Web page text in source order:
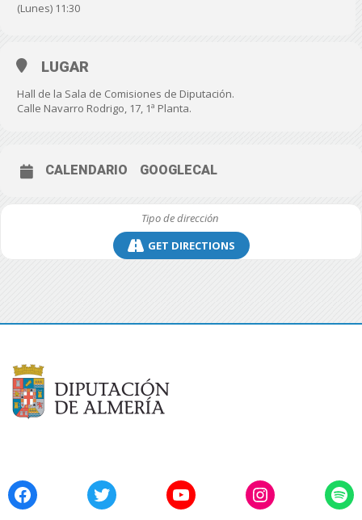
(Lunes) 11:30
LUGAR
Hall de la Sala de Comisiones de Diputación.
Calle Navarro Rodrigo, 17, 1ª Planta.
CALENDARIO GOOGLECAL
GET DIRECTIONS
FacebookTwitter YouTubeInstagram